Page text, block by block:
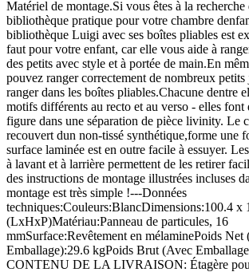
Matériel de montage.Si vous êtes à la recherche
bibliothèque pratique pour votre chambre
bibliothèque Luigi avec ses boîtes pliables est
faut pour votre enfant, car elle vous aide à
des petits avec style et à portée de main.En
pouvez ranger correctement de nombreux
ranger dans les boîtes pliables.Chacune dentre
motifs différents au recto et au verso - elles font
figure dans une séparation de pièce livinity. Le
recouvert dun non-tissé synthétique,forme une
surface laminée est en outre facile à essuyer.
à lavant et à larrière permettent de les retirer
des instructions de montage illustrées incluses
montage est très simple !---Données
techniques:Couleurs:BlancDimensions:100.4 x
(LxHxP)Matériau:Panneau de particules, 16
mmSurface:Revêtement en mélaminePoids Net
Emballage):29.6 kgPoids Brut (Avec
CONTENU DE LA LIVRAISON: Étagère